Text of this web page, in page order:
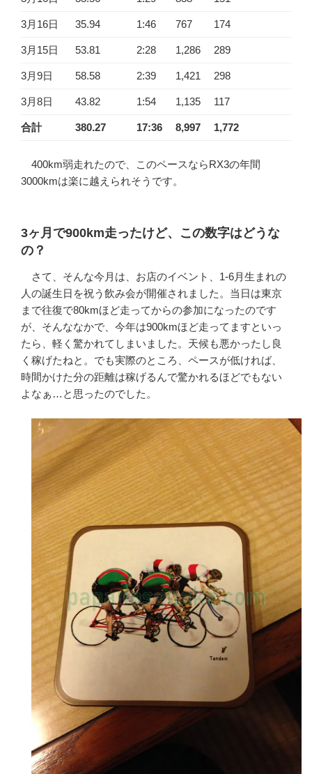
3月16日 35.94 1:46 767 174
3月15日 53.81 2:28 1,286 289
3月9日 58.58 2:39 1,421 298
3月8日 43.82 1:54 1,135 117
合計 380.27 17:36 8,997 1,772
400km弱走れたので、このペースならRX3の年間
3000kmは楽に越えられそうです。
3ヶ月で900km走ったけど、この数字はどうな
の？
さて、そんな今月は、お店のイベント、1-6月生まれの
人の誕生日を祝う飲み会が開催されました。当日は東京
まで往復で80kmほど走ってからの参加になったのです
が、そんななかで、今年は900kmほど走ってますといっ
たら、軽く驚かれてしまいました。天候も悪かったし良
く稼げたねと。でも実際のところ、ペースが低ければ、
時間かけた分の距離は稼げるんで驚かれるほどでもない
よなぁ…と思ったのでした。